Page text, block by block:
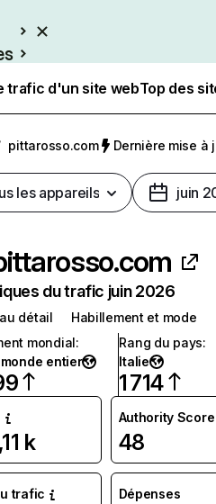
trafic d'un site webTop des
pittarosso.com Dernière mise à
les appareils juin
du trafic juin 2026
détail
Habillement et mode
mondial:
entier
Rang du pays:
Italie
1 714
k
Authority Score
48
trafic
Dépenses